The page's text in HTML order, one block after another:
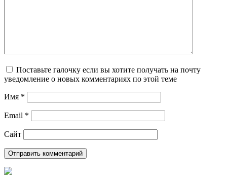
Поставьте галочку если вы хотите получать на почту
уведомление о новых комментариях по этой теме
Имя *
Email *
Сайт